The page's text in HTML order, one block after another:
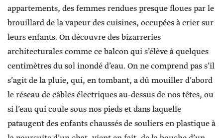
appartements, des femmes rendues presque floues par le
brouillard de la vapeur des cuisines, occupées à crier sur
leurs enfants. On découvre des bizarreries
architecturales comme ce balcon qui s’élève à quelques
centimètres du sol inondé d’eau. On ne comprend pas s’il
s’agit de la pluie, qui, en tombant, a dû mouiller d’abord
le réseau de câbles électriques au-dessus de nos têtes, ou
si l’eau qui coule sous nos pieds et dans laquelle
pataugent des enfants chaussés de souliers en plastique à